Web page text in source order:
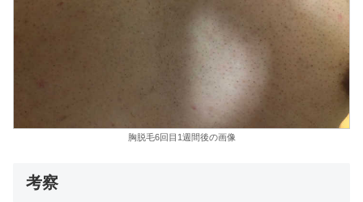
胸脱毛6回目1週間後の画像
考察